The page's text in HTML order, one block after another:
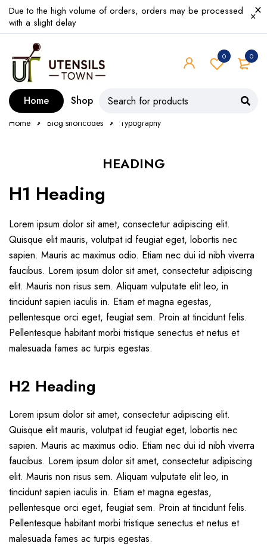
Due to the high volume of orders, orders may be processed
with a slight delay
0
0
Home Shop
Home Blog shortcodes Typography
HEADING
H1 Heading
Lorem ipsum dolor sit amet, consectetur adipiscing elit.
Quisque elit mauris, volutpat id feugiat eget, lobortis nec
sapien. Mauris ac maximus odio. Etiam nec dui id nibh viverra
faucibus. Lorem ipsum dolor sit amet, consectetur adipiscing
elit. Mauris non risus sem. Aliquam vulputate elit leo, in
tincidunt sapien iaculis in. Etiam et magna egestas,
pellentesque orci eget, feugiat sem. Proin at tincidunt felis.
Pellentesque habitant morbi tristique senectus et netus et
malesuada fames ac turpis egestas.
H2 Heading
Lorem ipsum dolor sit amet, consectetur adipiscing elit.
Quisque elit mauris, volutpat id feugiat eget, lobortis nec
sapien. Mauris ac maximus odio. Etiam nec dui id nibh viverra
faucibus. Lorem ipsum dolor sit amet, consectetur adipiscing
elit. Mauris non risus sem. Aliquam vulputate elit leo, in
tincidunt sapien iaculis in. Etiam et magna egestas,
pellentesque orci eget, feugiat sem. Proin at tincidunt felis.
Pellentesque habitant morbi tristique senectus et netus et
malesuada fames ac turpis egestas.